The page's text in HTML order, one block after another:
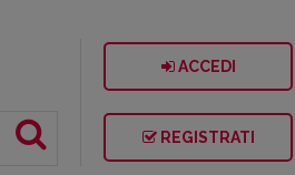
ACCEDI
REGISTRATI